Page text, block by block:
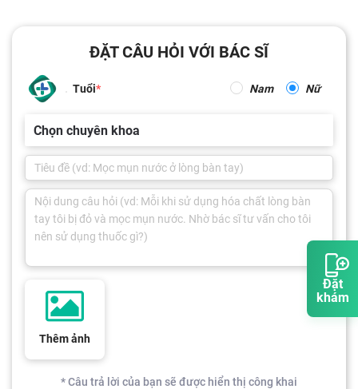
Đặt
khám
ĐẶT CÂU HỎI VỚI BÁC SĨ
Tuổi Nam Nữ
Chọn chuyên khoa
Thêm ảnh
* Câu trả lời của bạn sẽ được hiển thị công khai